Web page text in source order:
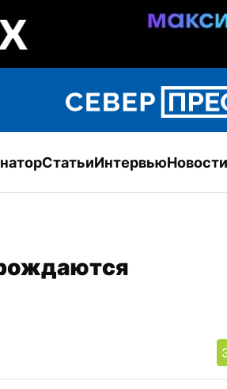
СтатьиИнтервьюНовости